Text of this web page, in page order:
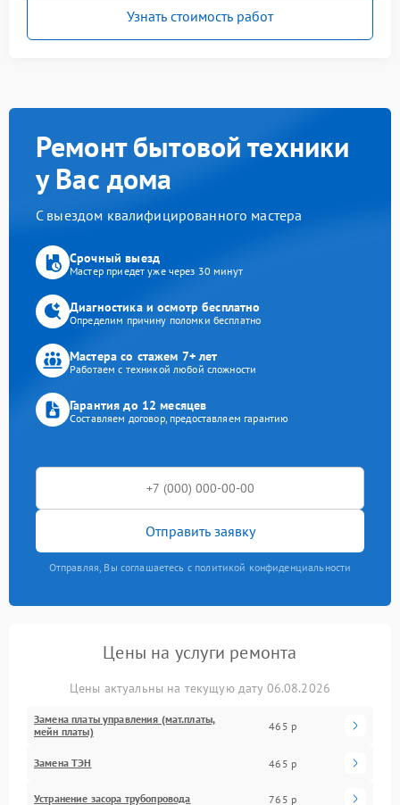
Узнать стоимость работ
Ремонт бытовой техники
у Вас дома
С выездом квалифицированного мастера
Срочный выезд
Мастер приедет уже через 30 минут
Диагностика и осмотр бесплатно
Определим причину поломки бесплатно
Мастера со стажем 7+ лет
Работаем с техникой любой сложности
Гарантия до 12 месяцев
Составляем договор, предоставляем гарантию
Отправить заявку
Отправляя, Вы соглашаетесь с политикой конфиденциальности
Цены на услуги ремонта
Цены актуальны на текущую дату 06.08.2026
Замена платы управления (мат.платы,
мейн платы)
465 р
Замена ТЭН 465 р
Устранение засора трубопровода 765 р